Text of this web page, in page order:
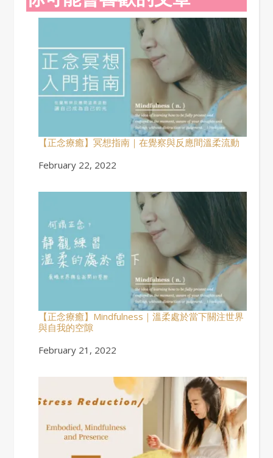
【正念療癒】冥想指南｜在覺察與反應間溫柔流動
Date
February 22, 2022
【正念療癒】Mindfulness｜溫柔處於當下關注世界
與自我的空隙
Date
February 21, 2022